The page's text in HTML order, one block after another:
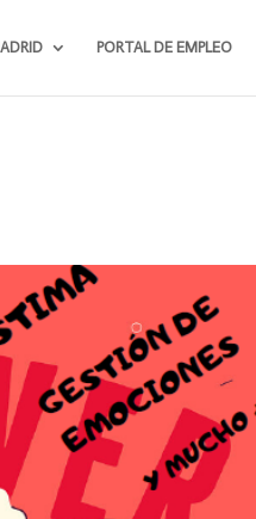
PORTAL DE EMPLEO